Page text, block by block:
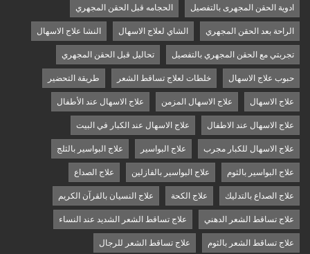
ادوية الحقن المجهرى بالتفصيل الحجامه قبل الحقن المجهري
الراحة بعد الحقن المجهري الشاي لعلاج الاسهال النشا علاج الاسهال
تجربتي مع الحقن المجهري بالتفصيل تحاليل قبل الحقن المجهري
حبوب علاج الاسهال خلطات لعلاج تساقط الشعر طريقة التحضير
علاج الاسهال علاج الاسهال المزمن علاج الاسهال عند الأطفال
علاج الاسهال عند الاطفال علاج الاسهال عند الكبار في البيت
علاج الاسهال للكبار مجرب علاج البواسير علاج البواسير بالثلج
علاج البواسير بالثوم علاج البواسير بالفازلين علاج الصداع
علاج الصداع بالتدليك علاج الكحة علاج النسيان بالقرآن الكريم
علاج تساقط الشعر الدهني علاج تساقط الشعر الشديد عند النساء
علاج تساقط الشعر بالثوم علاج تساقط الشعر للرجال